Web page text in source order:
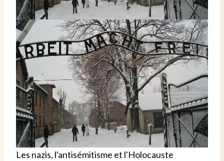
Les nazis, l'antisémitisme et l'Holocauste